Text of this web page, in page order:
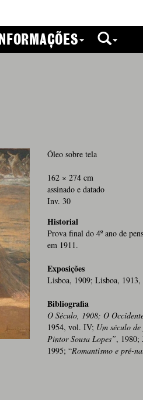
INFORMAÇÕES
Óleo sobre tela
162 × 274 cm
assinado e datado
Inv. 30
Historial
Prova final do 4º ano de
em 1911.
Exposições
Lisboa, 1909; Lisboa,
Bibliografia
O Século, 1908; O
1954, vol. IV; Um século
Pintor Sousa Lopes”, 1980;
1995; “Romantismo e pré-